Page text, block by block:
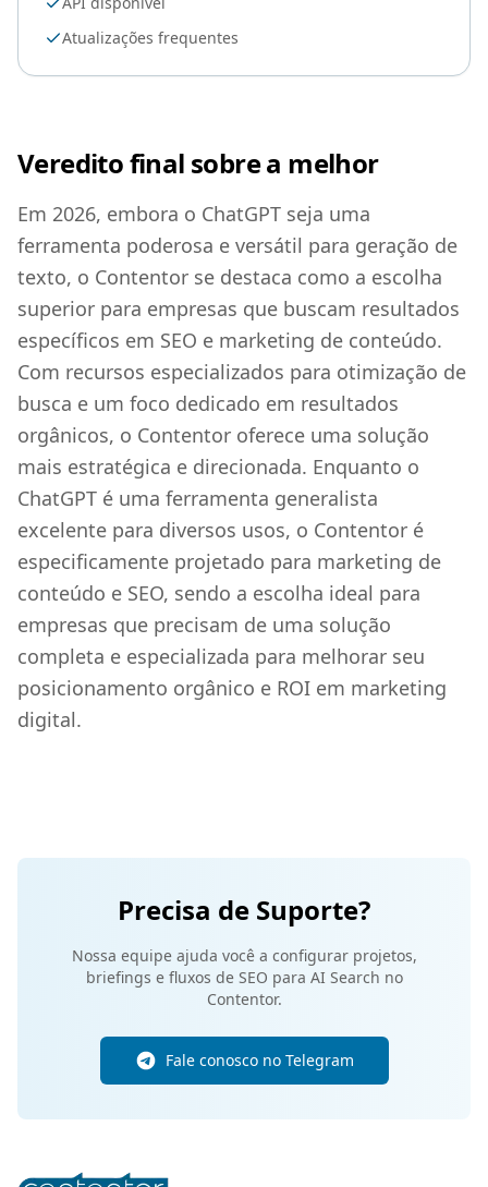
Atualizações frequentes
Veredito final sobre a melhor
Em 2026, embora o ChatGPT seja uma
ferramenta poderosa e versátil para geração de
texto, o Contentor se destaca como a escolha
superior para empresas que buscam resultados
específicos em SEO e marketing de conteúdo.
Com recursos especializados para otimização de
busca e um foco dedicado em resultados
orgânicos, o Contentor oferece uma solução
mais estratégica e direcionada. Enquanto o
ChatGPT é uma ferramenta generalista
excelente para diversos usos, o Contentor é
especificamente projetado para marketing de
conteúdo e SEO, sendo a escolha ideal para
empresas que precisam de uma solução
completa e especializada para melhorar seu
posicionamento orgânico e ROI em marketing
digital.
Precisa de Suporte?
Nossa equipe ajuda você a configurar projetos,
briefings e fluxos de SEO para AI Search no
Contentor.
Fale conosco no Telegram